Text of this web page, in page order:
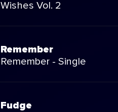
Wishes Vol. 2
Remember
Remember - Single
Fudge